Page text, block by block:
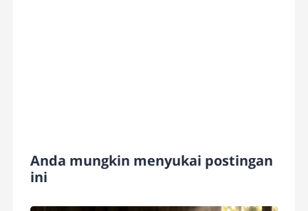
Anda mungkin menyukai postingan
ini